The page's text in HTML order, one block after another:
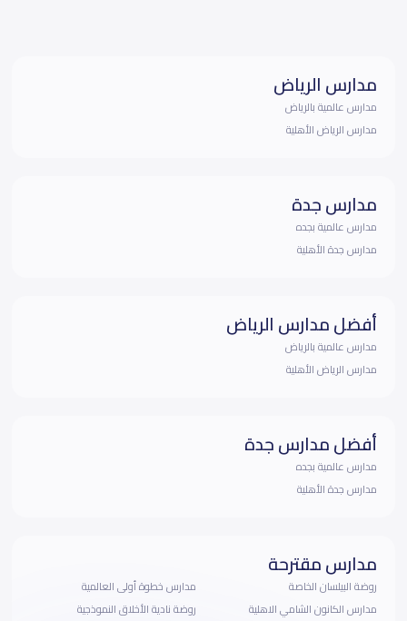
مدارس الرياض
مدارس عالمية بالرياض
مدارس الرياض الأهلية
مدارس جدة
مدارس عالمية بجده
مدارس جدة الأهلية
أفضل مدارس الرياض
مدارس عالمية بالرياض
مدارس الرياض الأهلية
أفضل مدارس جدة
مدارس عالمية بجده
مدارس جدة الأهلية
مدارس مقترحة
روضة البيلسان الخاصة
مدارس الكانون الشامي الاهلية
مدارس خطوة أولى العالمية
روضة نادية الأخلاق النموذجية